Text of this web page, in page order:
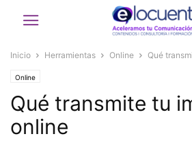
Inicio Herramientas Online Qué
Online
Qué transmite tu
online